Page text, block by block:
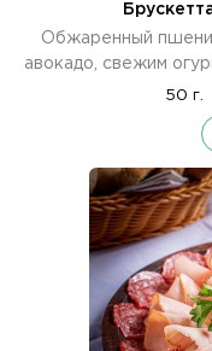
Обжаренный
авокадо, свежим
50 г.